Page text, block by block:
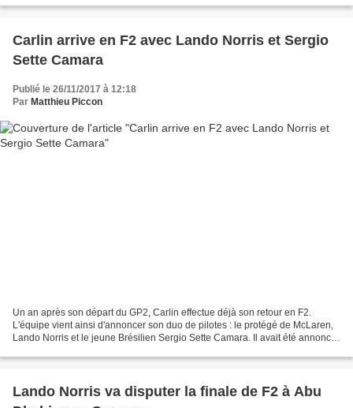
Carlin arrive en F2 avec Lando Norris et Sergio
Sette Camara
Publié le 26/11/2017 à 12:18
Par Matthieu Piccon
Un an après son départ du GP2, Carlin effectue déjà son retour en F2.
L'équipe vient ainsi d'annoncer son duo de pilotes : le protégé de McLaren,
Lando Norris et le jeune Brésilien Sergio Sette Camara. Il avait été annoncé
Lando Norris va disputer la finale de F2 à Abu